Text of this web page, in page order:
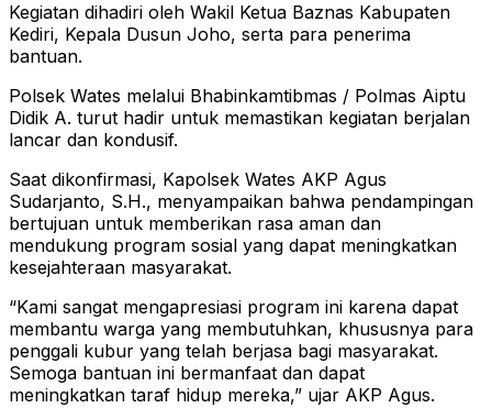
Kegiatan dihadiri oleh Wakil Ketua Baznas Kabupaten
Kediri, Kepala Dusun Joho, serta para penerima
bantuan.
Polsek Wates melalui Bhabinkamtibmas / Polmas Aiptu
Didik A. turut hadir untuk memastikan kegiatan berjalan
lancar dan kondusif.
Saat dikonfirmasi, Kapolsek Wates AKP Agus
Sudarjanto, S.H., menyampaikan bahwa pendampingan
bertujuan untuk memberikan rasa aman dan
mendukung program sosial yang dapat meningkatkan
kesejahteraan masyarakat.
“Kami sangat mengapresiasi program ini karena dapat
membantu warga yang membutuhkan, khususnya para
penggali kubur yang telah berjasa bagi masyarakat.
Semoga bantuan ini bermanfaat dan dapat
meningkatkan taraf hidup mereka,” ujar AKP Agus.